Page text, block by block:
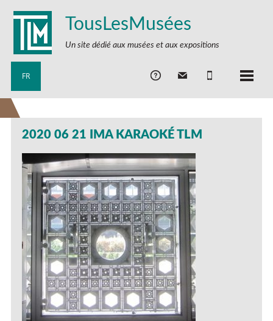
TousLesMusées
Un site dédié aux musées et aux expositions
FR
2020 06 21 IMA KARAOKÉ TLM